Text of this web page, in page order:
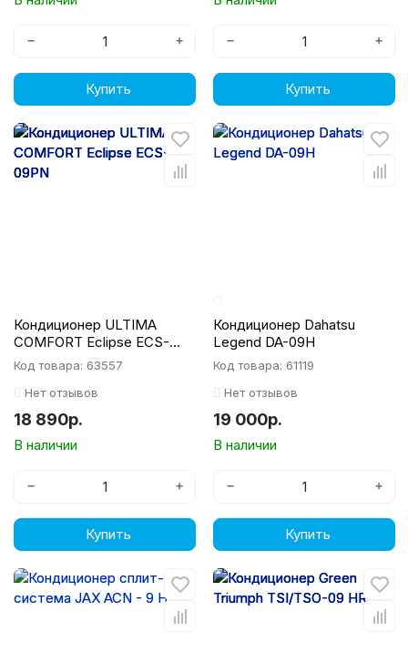
− +
Купить
− +
Купить
Кондиционер ULTIMA
COMFORT Eclipse ECS-
09PN
Код товара: 63557
Нет отзывов
18 890р.
В наличии
− +
Купить
Кондиционер Dahatsu
Legend DA-09H
Код товара: 61119
Нет отзывов
19 000р.
В наличии
− +
Купить